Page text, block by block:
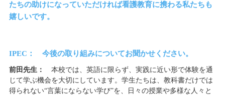
たちの助けになっていただければ看護教育に携わる私たちも
嬉しいです。
IPEC： 今後の取り組みについてお聞かせください。
前田先生：
本校では、英語に限らず、実践に近い形で体験を通
じて学ぶ機会を大切にしています。学生たちは、教科書だけでは
得られない“言葉にならない学び”を、日々の授業や多様な人々と